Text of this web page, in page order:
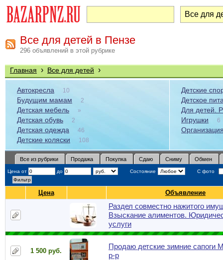
Все для детей в Пензе
296 объявлений в этой рубрике
Главная › Все для детей ›
Автокресла 10
Будущим мамам 2
Детская мебель »
Детская обувь 2
Детская одежда 46
Детские коляски 108
Детские
Детское
Для детей.
Игрушки
6
Все из рубрики Продажа Покупка Сдаю Сниму Обмен
Цена от до Состояние С фото
Цена Объявление
Раздел совместно нажитого
Взыскание алиментов.
услуги
1 500 руб.
Продаю детские зимние сапоги
р-р